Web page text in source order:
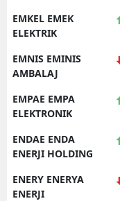
EMKEL EMEK
ELEKTRIK
EMNIS EMINIS
AMBALAJ
EMPAE EMPA
ELEKTRONIK
ENDAE ENDA
ENERJI HOLDING
ENERY ENERYA
ENERJI